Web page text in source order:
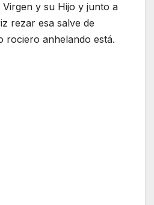
y su Hijo y junto a
rezar esa salve de
rociero anhelando está.